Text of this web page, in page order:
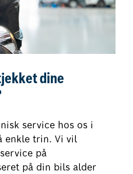
dine
service hos os i
enkle trin. Vi vil
på
på din bils alder